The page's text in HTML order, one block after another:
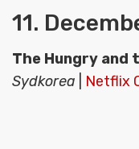
11.
The Hungry and
Sydkorea
Netflix